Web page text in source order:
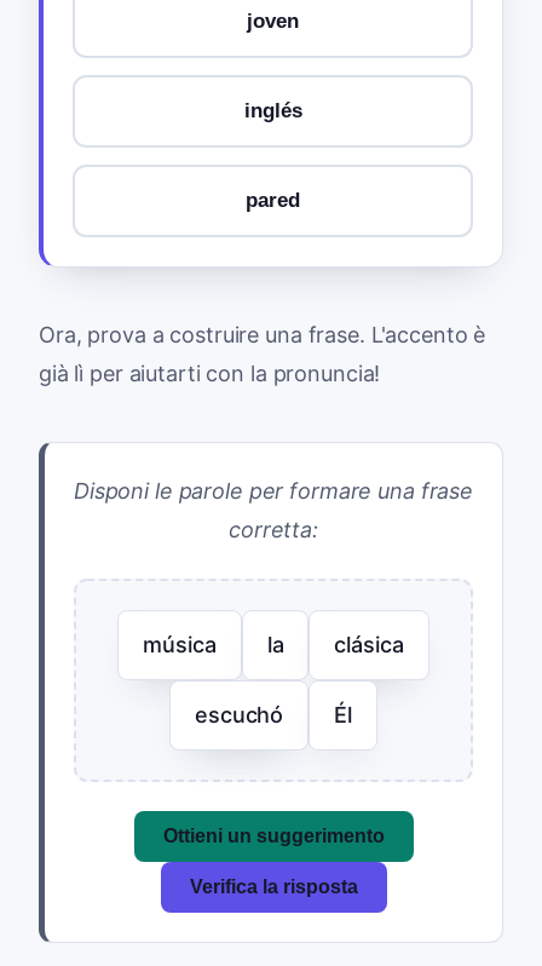
joven
inglés
pared
Ora, prova a costruire una frase. L'accento è
già lì per aiutarti con la pronuncia!
Disponi le parole per formare una frase
corretta:
música la clásica
escuchó Él
Ottieni un suggerimento
Verifica la risposta